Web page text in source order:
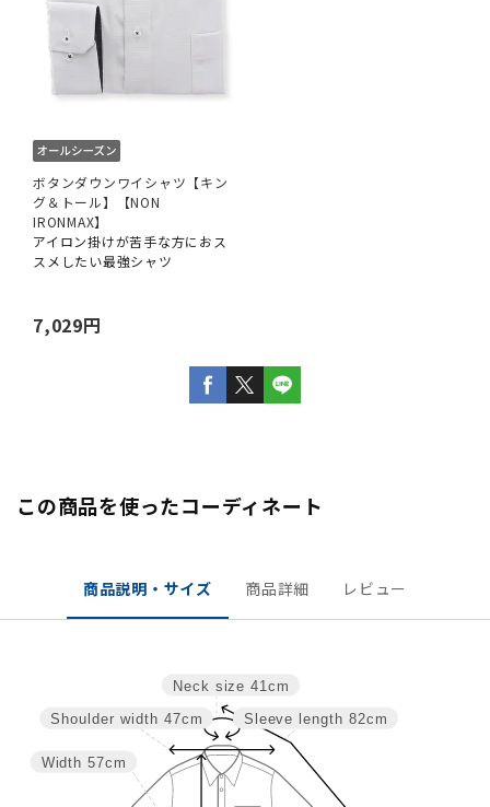
ボタンダウンワイシャツ【キン
グ＆トール】【NON
IRONMAX】
アイロン掛けが苦手な方におス
スメしたい最強シャツ
7,029円
この商品を使ったコーディネート
商品説明・サイズ 商品詳細 レビュー
Sleeve length 82cm
Neck size 41cm
Width 57cm
Shoulder width 47cm